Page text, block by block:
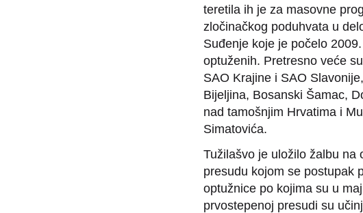
teretila ih je za masovne
zločinačkog poduhvata u
Suđenje koje je počelo
optuženih. Pretresno veće
SAO Krajine i SAO
Bijeljina, Bosanski Šamac,
nad tamošnjim Hrvatima i
Simatovića.
Tužilašvo je uložilo žalbu na
presudu kojom se postupak
optužnice po kojima su u
prvostepenoj presudi su